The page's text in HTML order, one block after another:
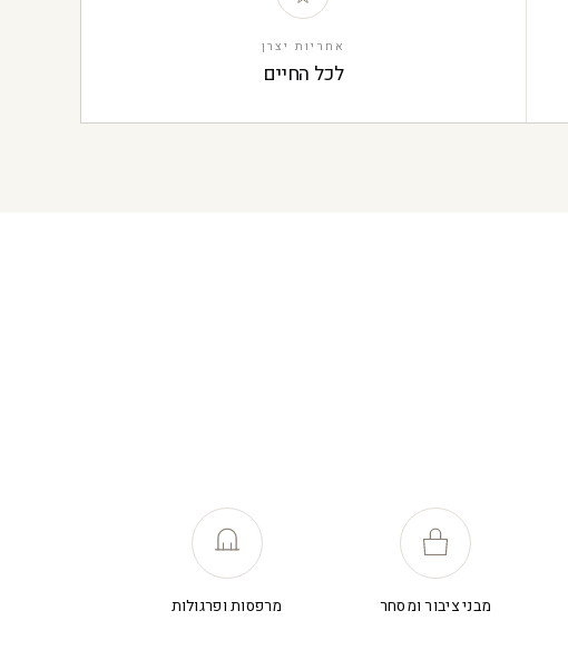
אחריות יצרן
לכל החיים
מבני ציבור ומסחר מרפסות ופרגולות